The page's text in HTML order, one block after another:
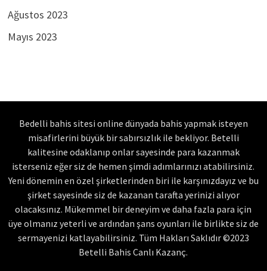
Ağustos 2023
Mayıs 2023
Bedelli bahis sitesi online dünyada bahis yapmak isteyen
misafirlerini büyük bir sabırsızlık ile bekliyor. Betelli
kalitesine odaklanıp onlar sayesinde para kazanmak
isterseniz eğer siz de hemen şimdi adımlarınızı atabilirsiniz.
Yeni dönemin en özel şirketlerinden biri ile karşınızdayız ve bu
şirket sayesinde siz de kazanan tarafta yerinizi alıyor
olacaksınız. Mükemmel bir deneyim ve daha fazla para için
üye olmanız yeterli ve ardından şans oyunları ile birlikte siz de
sermayenizi katlayabilirsiniz. Tüm Hakları Saklıdır ©2023
Betelli Bahis Canlı Kazanç.